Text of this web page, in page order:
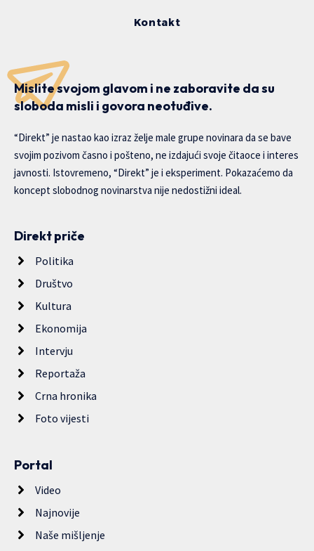
Kontakt
Mislite svojom glavom i ne zaboravite da su
sloboda misli i govora neotuđive.
“Direkt” je nastao kao izraz želje male grupe novinara da se bave
svojim pozivom časno i pošteno, ne izdajući svoje čitaoce i interes
javnosti. Istovremeno, “Direkt” je i eksperiment. Pokazaćemo da
koncept slobodnog novinarstva nije nedostižni ideal.
Direkt priče
Politika
Društvo
Kultura
Ekonomija
Intervju
Reportaža
Crna hronika
Foto vijesti
Portal
Video
Najnovije
Naše mišljenje